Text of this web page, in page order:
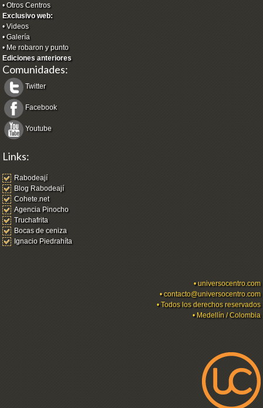
•Otros Centros
Exclusivo web:
•Videos
•Galería
•Me robaron y punto
Ediciones anteriores
Comunidades:
Twitter
Facebook
Youtube
Links:
Rabodeají
Blog Rabodeají
Cohete.net
Agencia Pinocho
Truchafrita
Bocas de ceniza
Ignacio Piedrahíta
•universocentro.com
•contacto@universocentro.com
• Todos los derechos reservados
• Medellín / Colombia